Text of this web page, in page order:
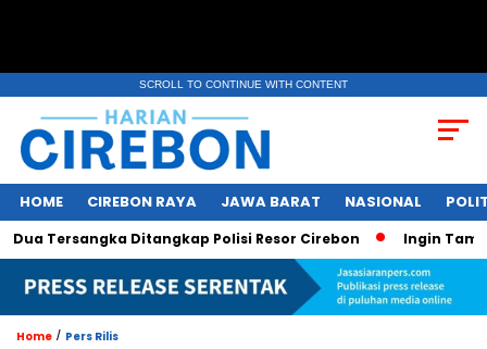
SCROLL TO CONTINUE WITH CONTENT
HOME CIREBON RAYA JAWA BARAT NASIONAL
Tersangka Ditangkap Polisi Resor Cirebon Ingin Tampil
Home / Pers Rilis